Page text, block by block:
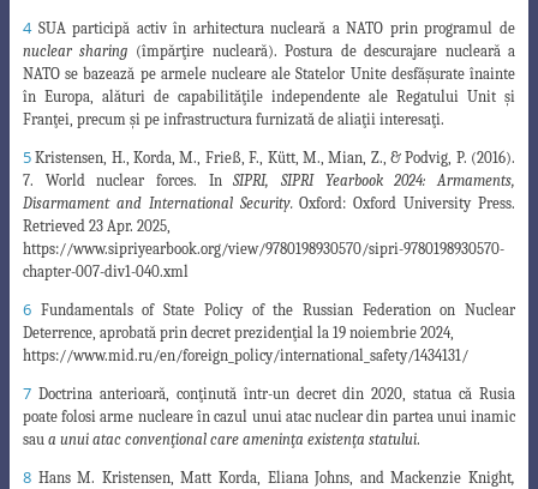
4SUA participă activ în arhitectura nucleară a NATO prin programul de
nuclear sharing (împărţire nucleară). Postura de descurajare nucleară a
NATO se bazează pe armele nucleare ale Statelor Unite desfăşurate înainte
în Europa, alături de capabilităţile independente ale Regatului Unit şi
Franţei, precum şi pe infrastructura furnizată de aliaţii interesaţi.
5 Kristensen, H., Korda, M., Frieß, F., Kütt, M., Mian, Z., & Podvig, P. (2016).
7. World nuclear forces. In
SIPRI, SIPRI Yearbook 2024:Armaments,
Disarmament and International Security.Oxford: Oxford University Press.
Retrieved 23 Apr. 2025,
https://www.sipriyearbook.org/view/9780198930570/sipri-9780198930570-
chapter-007-div1-040.xml
6Fundamentals of State Policy of the Russian Federation on Nuclear
Deterrence, aprobată prin decret prezidenţial la 19 noiembrie 2024,
https://www.mid.ru/en/foreign_policy/international_safety/1434131/
7 Doctrina anterioară, conţinută într-un decret din 2020, statua că Rusia
poate folosi arme nucleareîn cazul unui atac nuclear din partea unui inamic
sau a unui atac convenţional care ameninţa existenţa statului.
8Hans M. Kristensen, Matt Korda, Eliana Johns, and Mackenzie Knight,